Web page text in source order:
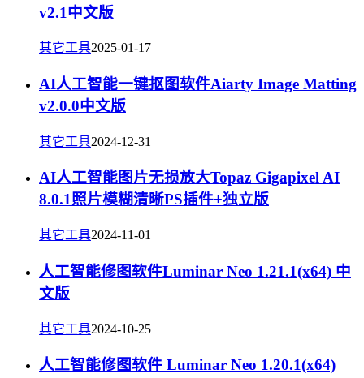
v2.1中文版
其它工具2025-01-17
AI人工智能一键抠图软件Aiarty Image Matting
v2.0.0中文版
其它工具2024-12-31
AI人工智能图片无损放大Topaz Gigapixel AI
8.0.1照片模糊清晰PS插件+独立版
其它工具2024-11-01
人工智能修图软件Luminar Neo 1.21.1(x64) 中
文版
其它工具2024-10-25
人工智能修图软件 Luminar Neo 1.20.1(x64)